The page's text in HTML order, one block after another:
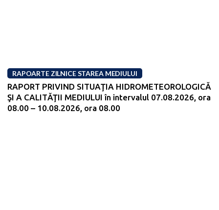
RAPOARTE ZILNICE STAREA MEDIULUI
RAPORT PRIVIND SITUAŢIA HIDROMETEOROLOGICĂ
ŞI A CALITĂŢII MEDIULUI în intervalul 07.08.2026, ora
08.00 – 10.08.2026, ora 08.00